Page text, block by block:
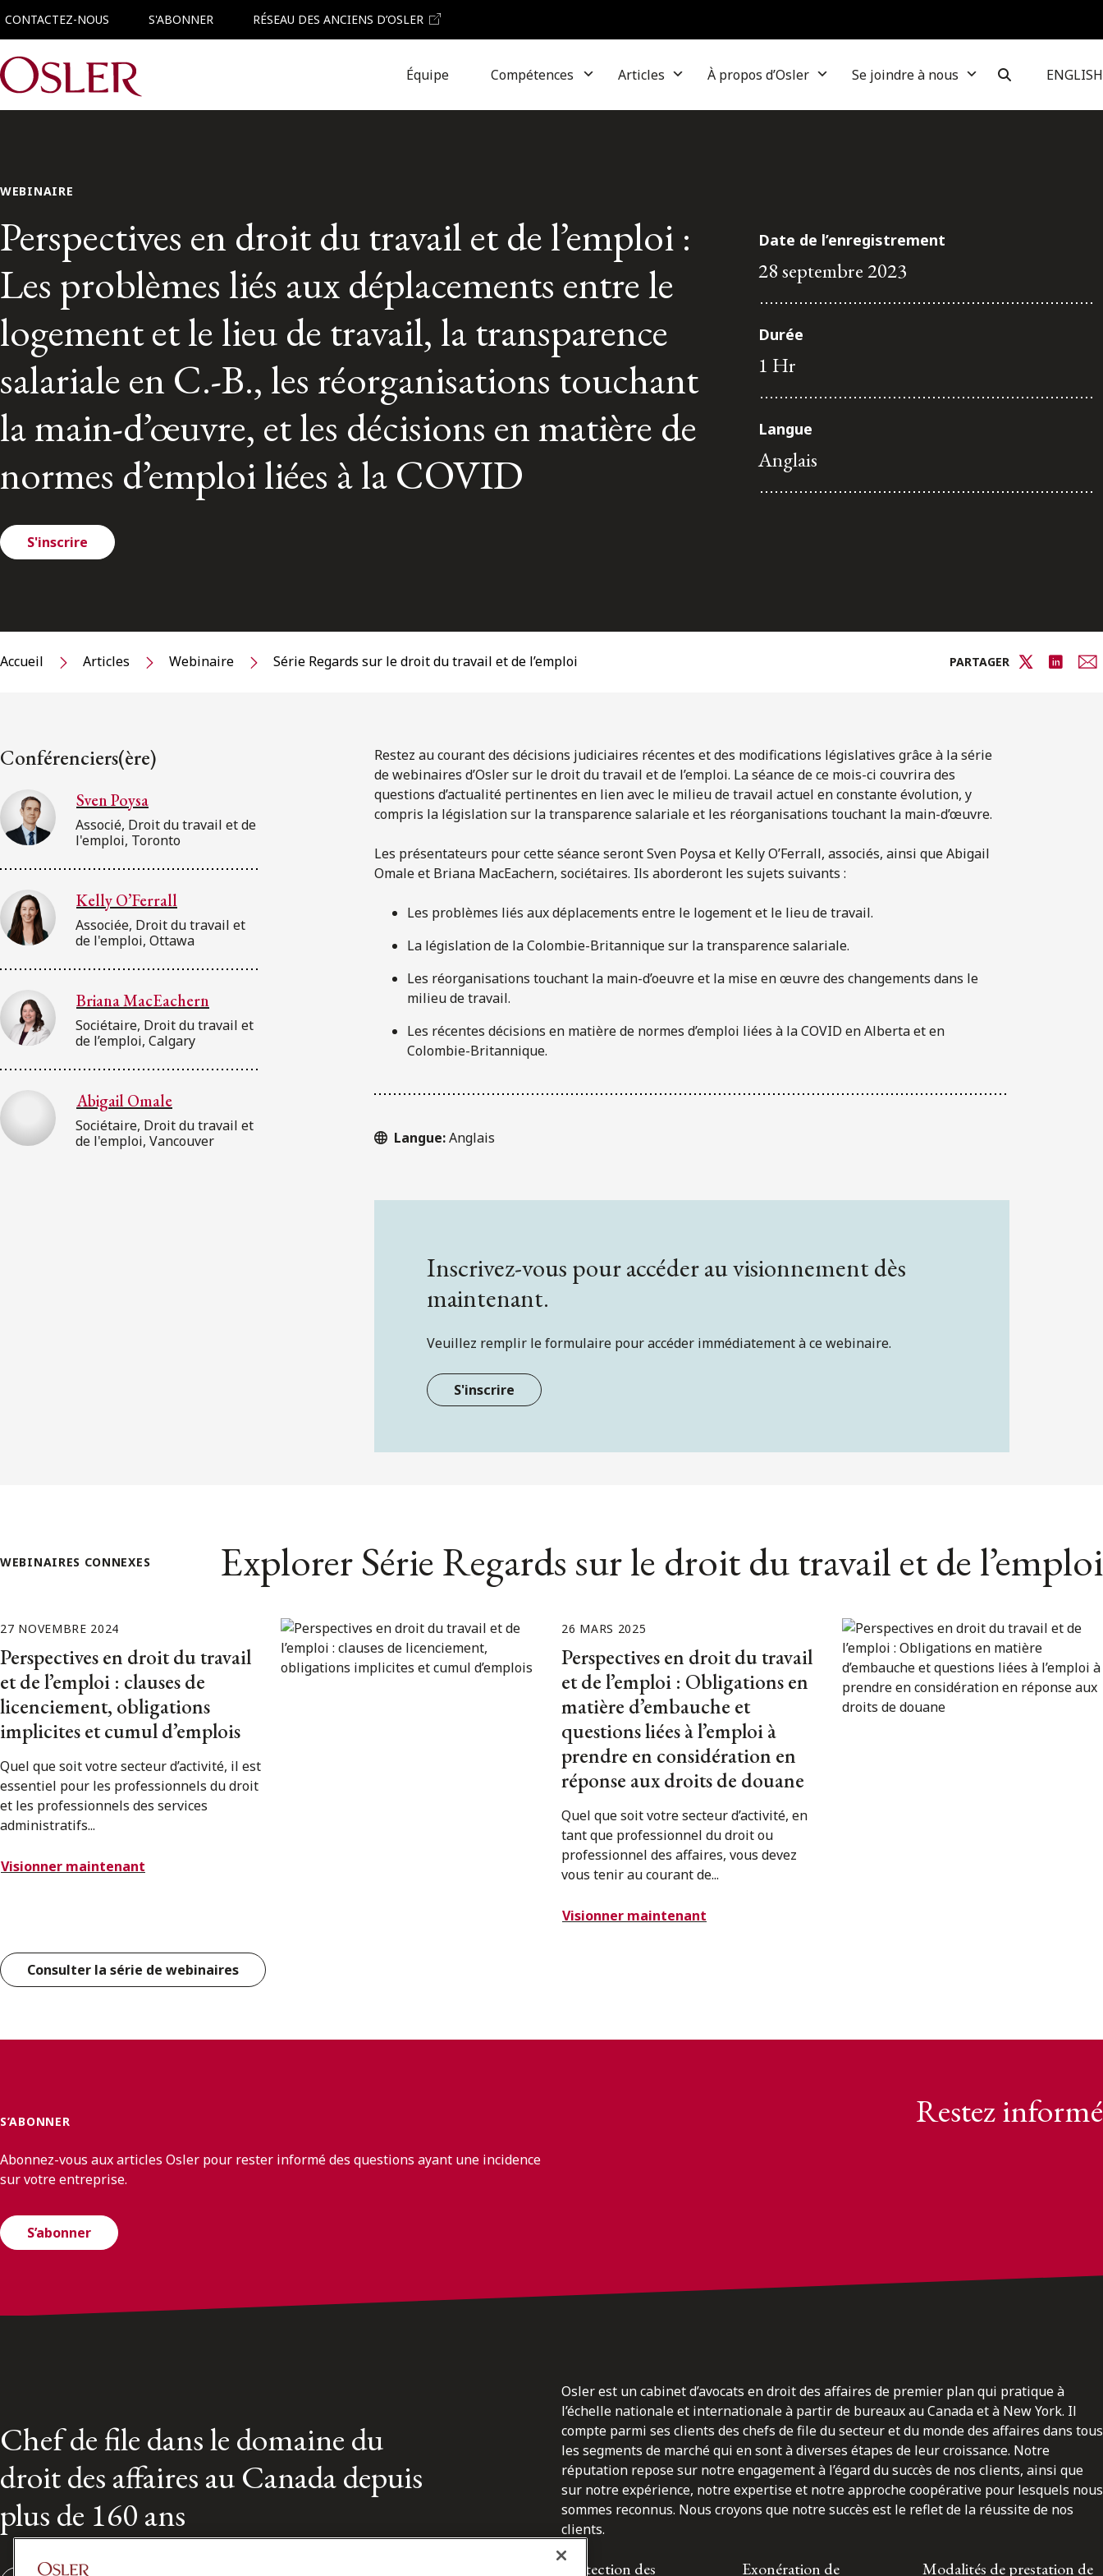
CONTACTEZ-NOUS S'ABONNER RÉSEAU DES ANCIENS D’OSLER
Main Navigation Équipe Compétences Articles À propos d’Osler Se joindre à nous ENGLISH
WEBINAIRE
Perspectives en droit du travail et de l’emploi :
Les problèmes liés aux déplacements entre le
logement et le lieu de travail, la transparence
salariale en C.-B., les réorganisations touchant
la main-d’œuvre, et les décisions en matière de
normes d’emploi liées à la COVID
S'inscrire
Date de l’enregistrement
28 septembre 2023
Durée
1 Hr
Langue
Anglais
Accueil Articles Webinaire Série Regards sur le droit du travail et de l’emploi PARTAGER
Conférenciers(ère)
Sven Poysa
Associé, Droit du travail et de
l'emploi, Toronto
Kelly O’Ferrall
Associée, Droit du travail et
de l'emploi, Ottawa
Briana MacEachern
Sociétaire, Droit du travail et
de l’emploi, Calgary
Abigail Omale
Sociétaire, Droit du travail et
de l'emploi, Vancouver
Restez au courant des décisions judiciaires récentes et des modifications législatives grâce à la série
de webinaires d’Osler sur le droit du travail et de l’emploi. La séance de ce mois-ci couvrira des
questions d’actualité pertinentes en lien avec le milieu de travail actuel en constante évolution, y
compris la législation sur la transparence salariale et les réorganisations touchant la main-d’œuvre.
Les présentateurs pour cette séance seront Sven Poysa et Kelly O’Ferrall, associés, ainsi que Abigail
Omale et Briana MacEachern, sociétaires. Ils aborderont les sujets suivants :
Les problèmes liés aux déplacements entre le logement et le lieu de travail.
La législation de la Colombie-Britannique sur la transparence salariale.
Les réorganisations touchant la main-d’oeuvre et la mise en œuvre des changements dans le
milieu de travail.
Les récentes décisions en matière de normes d’emploi liées à la COVID en Alberta et en
Colombie-Britannique.
Langue:Anglais
Inscrivez-vous pour accéder au visionnement dès
maintenant.
Veuillez remplir le formulaire pour accéder immédiatement à ce webinaire.
S'inscrire
WEBINAIRES CONNEXES Explorer Série Regards sur le droit du travail et de l’emploi
27 NOVEMBRE 2024
Perspectives en droit du travail
et de l’emploi : clauses de
licenciement, obligations
implicites et cumul d’emplois
Quel que soit votre secteur d’activité, il est
essentiel pour les professionnels du droit
et les professionnels des services
administratifs...
Visionner maintenant
26 MARS 2025
Perspectives en droit du travail
et de l’emploi : Obligations en
matière d’embauche et
questions liées à l’emploi à
prendre en considération en
réponse aux droits de douane
Quel que soit votre secteur d’activité, en
tant que professionnel du droit ou
professionnel des affaires, vous devez
vous tenir au courant de...
Visionner maintenant
Consulter la série de webinaires
S’ABONNER Restez informé
Abonnez-vous aux articles Osler pour rester informé des questions ayant une incidence
sur votre entreprise.
S’abonner
Chef de file dans le domaine du
droit des affaires au Canada depuis
plus de 160 ans
Osler est un cabinet d’avocats en droit des affaires de premier plan qui pratique à
l’échelle nationale et internationale à partir de bureaux au Canada et à New York. Il
compte parmi ses clients des chefs de file du secteur et du monde des affaires dans tous
les segments de marché qui en sont à diverses étapes de leur croissance. Notre
réputation repose sur notre engagement à l’égard du succès de nos clients, ainsi que
sur notre expérience, notre expertise et notre approche coopérative pour lesquels nous
sommes reconnus. Nous croyons que notre succès est le reflet de la réussite de nos
clients.
Protection des Exonération de Modalités de prestation de